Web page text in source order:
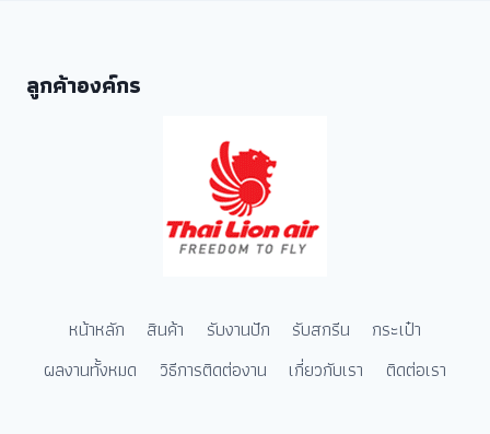
ลูกค้าองค์กร
หน้าหลัก สินค้า รับงานปัก รับสกรีน
กระเป๋า
ผลงานทั้งหมด
วิธีการติดต่องาน เกี่ยวกับเรา ติดต่อเรา